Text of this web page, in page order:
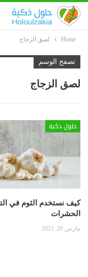
Home لصق الزجاج
تصفح الوسم
لصق الزجاج
حلول ذكية
كيف نستخدم الثوم في
الحشرات
مارس 20, 2021